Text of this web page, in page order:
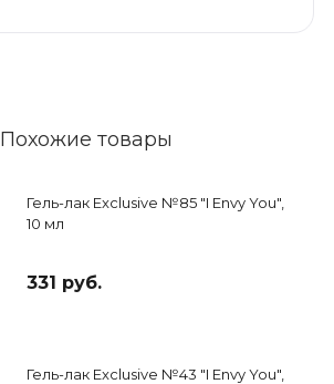
Похожие товары
Гель-лак Exclusive №85 "I Envy You",
10 мл
331 руб.
Гель-лак Exclusive №43 "I Envy You",